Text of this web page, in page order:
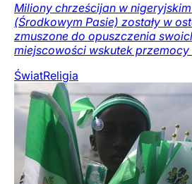
Miliony chrześcijan w
(Środkowym Pasie) zostały w
zmuszone do opuszczenia
miejscowości wskutek
ŚwiatReligia